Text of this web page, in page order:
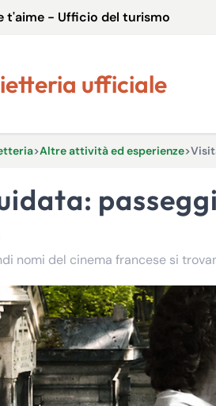
t'aime - Ufficio del turismo
ufficiale
>Altre attività ed esperienze>